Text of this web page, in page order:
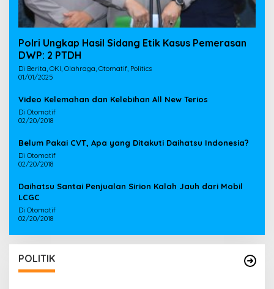
Polri Ungkap Hasil Sidang Etik Kasus Pemerasan
DWP: 2 PTDH
Di Berita, OKI, Olahraga, Otomatif, Politics
01/01/2025
Video Kelemahan dan Kelebihan All New Terios
Di Otomatif
02/20/2018
Belum Pakai CVT, Apa yang Ditakuti Daihatsu Indonesia?
Di Otomatif
02/20/2018
Daihatsu Santai Penjualan Sirion Kalah Jauh dari Mobil
LCGC
Di Otomatif
02/20/2018
POLITIK